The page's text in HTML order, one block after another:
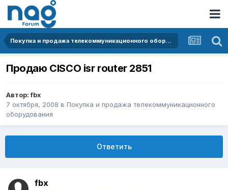
Покупка и продажа телекоммуникационного оборудования
Продаю CISCO isr router 2851
Автор:fbx
7 октября, 2008 в Покупка и продажа телекоммуникационного
оборудования
Ответить
fbx